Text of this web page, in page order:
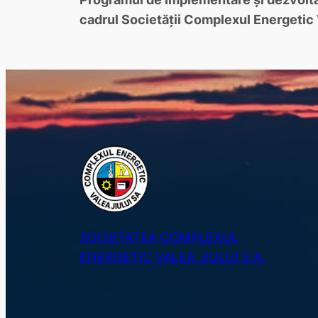
cadrul Societăţii Complexul Energetic
SOCIETATEA COMPLEXUL
ENERGETIC VALEA JIULUI S.A.